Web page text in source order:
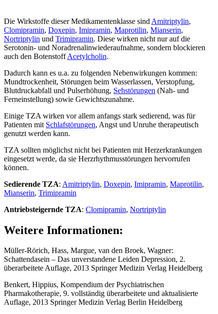
Die Wirkstoffe dieser Medikamentenklasse sind Amitriptylin,
Clomipramin, Doxepin, Imipramin, Maprotilin, Mianserin,
Nortriptylin und Trimipramin. Diese wirken nicht nur auf die
Serotonin- und Noradrenalinwiederaufnahme, sondern blockieren
auch den Botenstoff Acetylcholin.
Dadurch kann es u.a. zu folgenden Nebenwirkungen kommen:
Mundtrockenheit, Störungen beim Wasserlassen, Verstopfung,
Blutdruckabfall und Pulserhöhung, Sehstörungen (Nah- und
Ferneinstellung) sowie Gewichtszunahme.
Einige TZA wirken vor allem anfangs stark sedierend, was für
Patienten mit Schlafstörungen, Angst und Unruhe therapeutisch
genutzt werden kann.
TZA sollten möglichst nicht bei Patienten mit Herzerkrankungen
eingesetzt werde, da sie Herzrhythmusstörungen hervorrufen
können.
Sedierende TZA: Amitriptylin, Doxepin, Imipramin, Maprotilin,
Mianserin, Trimipramin
Antriebsteigernde TZA: Clomipramin, Nortriptylin
Weitere Informationen:
Müller-Rörich, Hass, Margue, van den Broek, Wagner:
Schattendasein – Das unverstandene Leiden Depression, 2.
überarbeitete Auflage, 2013 Springer Medizin Verlag Heidelberg
Benkert, Hippius, Kompendium der Psychiatrischen
Pharmakotherapie, 9. vollständig überarbeitete und aktualisierte
Auflage, 2013 Springer Medizin Verlag Berlin Heidelberg